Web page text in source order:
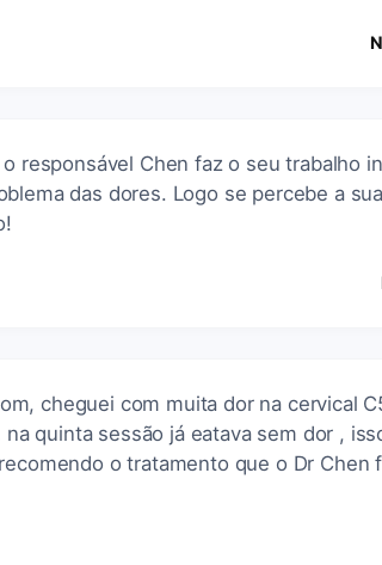
responsável Chen faz o seu trabalho
das dores. Logo se percebe a
cheguei com muita dor na cervical
quinta sessão já eatava sem dor ,
o tratamento que o Dr Chen